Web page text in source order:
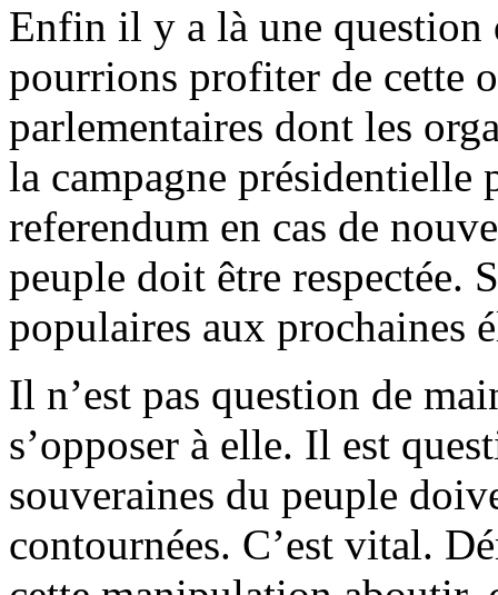
Enfin il y a là une
pourrions profiter de cette
parlementaires dont les
la campagne présidentielle
referendum en cas de
peuple doit être respectée.
populaires aux prochaines
Il n’est pas question de
s’opposer à elle. Il est
souveraines du peuple
contournées. C’est vital.